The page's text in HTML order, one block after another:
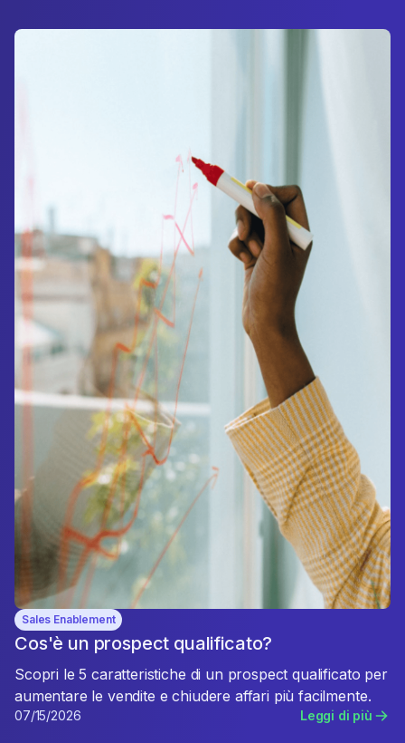
Sales Enablement
Cos'è un prospect qualificato?
Scopri le 5 caratteristiche di un prospect qualificato per
aumentare le vendite e chiudere affari più facilmente.
07/15/2026 Leggi di più